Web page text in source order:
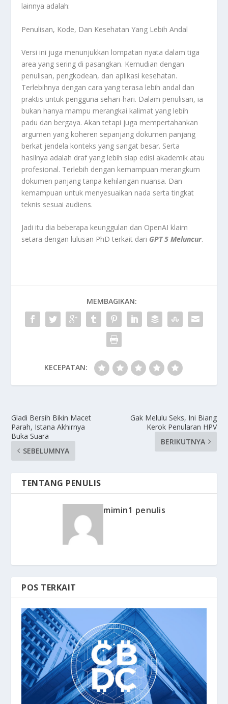
lainnya adalah:
Penulisan, Kode, Dan Kesehatan Yang Lebih Andal
Versi ini juga menunjukkan lompatan nyata dalam tiga
area yang sering di pasangkan. Kemudian dengan
penulisan, pengkodean, dan aplikasi kesehatan.
Terlebihnya dengan cara yang terasa lebih andal dan
praktis untuk pengguna sehari-hari. Dalam penulisan, ia
bukan hanya mampu merangkai kalimat yang lebih
padu dan bergaya. Akan tetapi juga mempertahankan
argumen yang koheren sepanjang dokumen panjang
berkat jendela konteks yang sangat besar. Serta
hasilnya adalah draf yang lebih siap edisi akademik atau
profesional. Terlebih dengan kemampuan merangkum
dokumen panjang tanpa kehilangan nuansa. Dan
kemampuan untuk menyesuaikan nada serta tingkat
teknis sesuai audiens.
Jadi itu dia beberapa keunggulan dan OpenAI klaim
setara dengan lulusan PhD terkait dari GPT 5 Meluncur.
MEMBAGIKAN:
KECEPATAN:
Gladi Bersih Bikin Macet
Parah, Istana Akhirnya
Buka Suara
SEBELUMNYA
Gak Melulu Seks, Ini Biang
Kerok Penularan HPV
BERIKUTNYA
TENTANG PENULIS
mimin1 penulis
POS TERKAIT